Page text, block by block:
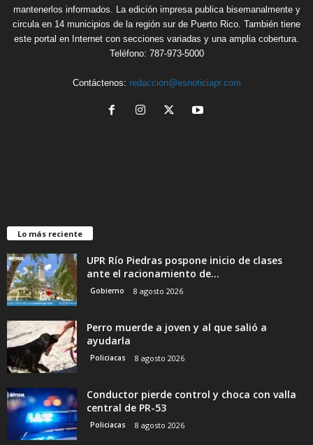
mantenerlos informados. La edición impresa publica bisemanalmente y
circula en 14 municipios de la región sur de Puerto Rico. También tiene
este portal en Internet con secciones variadas y una amplia cobertura.
Teléfono: 787-973-5000
Contáctenos: redaccion@esnoticiapr.com
Lo más reciente
UPR Río Piedras pospone inicio de clases
ante el racionamiento de...
Gobierno 8 agosto 2026
Perro muerde a joven y al que salió a
ayudarla
Policiacas 8 agosto 2026
Conductor pierde control y choca con valla
central de PR-53
Policiacas 8 agosto 2026